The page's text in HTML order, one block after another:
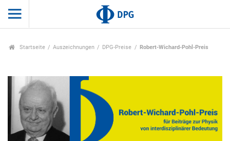
Startseite Auszeichnungen DPG-Preise Robert-Wichard-Pohl-Preis